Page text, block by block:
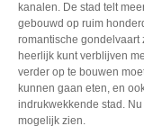
kanalen. De stad telt
gebouwd op ruim
romantische gondelvaart
heerlijk kunt verblijven
verder op te bouwen
kunnen gaan eten, en
indrukwekkende stad.
mogelijk zien.